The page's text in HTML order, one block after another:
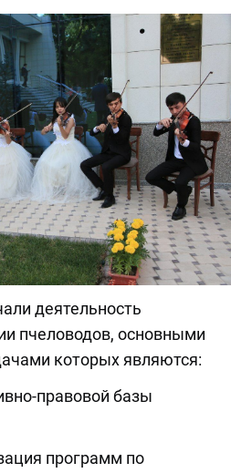
деятельность
пчеловодов, основными
которых являются:
правовой базы
программ по